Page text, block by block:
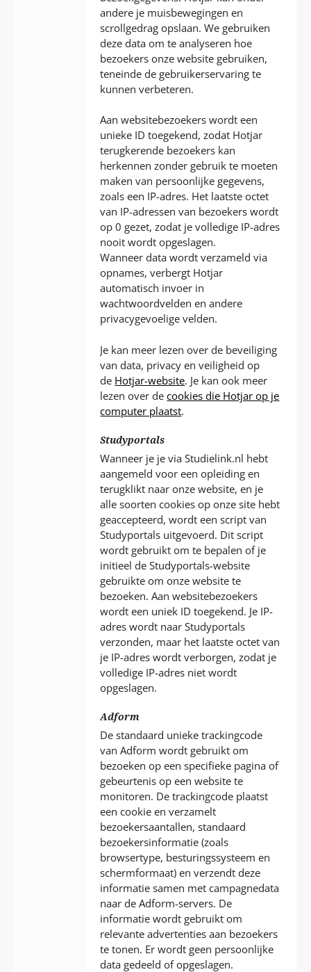
andere je muisbewegingen en
scrollgedrag opslaan. We gebruiken
deze data om te analyseren hoe
bezoekers onze website gebruiken,
teneinde de gebruikerservaring te
kunnen verbeteren.
Aan websitebezoekers wordt een
unieke ID toegekend, zodat Hotjar
terugkerende bezoekers kan
herkennen zonder gebruik te moeten
maken van persoonlijke gegevens,
zoals een IP-adres. Het laatste octet
van IP-adressen van bezoekers wordt
op 0 gezet, zodat je volledige IP-adres
nooit wordt opgeslagen.
Wanneer data wordt verzameld via
opnames, verbergt Hotjar
automatisch invoer in
wachtwoordvelden en andere
privacygevoelige velden.
Je kan meer lezen over de beveiliging
van data, privacy en veiligheid op
de Hotjar-website. Je kan ook meer
lezen over decookies die Hotjar op je
computer plaatst.
Studyportals
Wanneer je je via Studielink.nl hebt
aangemeld voor een opleiding en
terugklikt naar onze website, en je
alle soorten cookies op onze site hebt
geaccepteerd, wordt een script van
Studyportals uitgevoerd. Dit script
wordt gebruikt om te bepalen of je
initieel de Studyportals-website
gebruikte om onze website te
bezoeken. Aan websitebezoekers
wordt een uniek ID toegekend. Je IP-
adres wordt naar Studyportals
verzonden, maar het laatste octet van
je IP-adres wordt verborgen, zodat je
volledige IP-adres niet wordt
opgeslagen.
Adform
De standaard unieke trackingcode
van Adform wordt gebruikt om
bezoeken op een specifieke pagina of
gebeurtenis op een website te
monitoren. De trackingcode plaatst
een cookie en verzamelt
bezoekersaantallen, standaard
bezoekersinformatie (zoals
browsertype, besturingssysteem en
schermformaat) en verzendt deze
informatie samen met campagnedata
naar de Adform-servers. De
informatie wordt gebruikt om
relevante advertenties aan bezoekers
te tonen. Er wordt geen persoonlijke
data gedeeld of opgeslagen.